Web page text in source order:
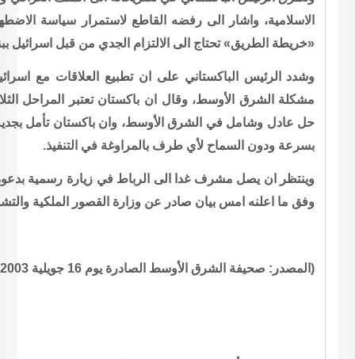
سياسة الاضطهاد الاسرائيلية ضد الشعب الفلسطيني، وان
من قبل اسرائيل ببنودها.
العلاقات مع اسرائيل مشروط بانهاء الاحتلال الاسرائيلي وحل
تعتبر المراحل الثلاث لـ«خريطة الطريق» خطوة ايجابية باتجاه
باكستان تأمل بجدية اسرائيل في تطبيق بنود «خريطة الطريق»
في التنفيذ.
زيارة رسمية بدعوة من العاهل المغربي الملك محمد السادس،
الملكية والتشريفات والاوسمة.